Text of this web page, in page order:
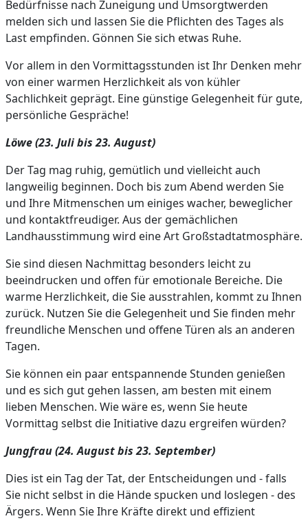
Bedürfnisse nach Zuneigung und Umsorgtwerden
melden sich und lassen Sie die Pflichten des Tages als
Last empfinden. Gönnen Sie sich etwas Ruhe.
Vor allem in den Vormittagsstunden ist Ihr Denken mehr
von einer warmen Herzlichkeit als von kühler
Sachlichkeit geprägt. Eine günstige Gelegenheit für gute,
persönliche Gespräche!
Löwe (23. Juli bis 23. August)
Der Tag mag ruhig, gemütlich und vielleicht auch
langweilig beginnen. Doch bis zum Abend werden Sie
und Ihre Mitmenschen um einiges wacher, beweglicher
und kontaktfreudiger. Aus der gemächlichen
Landhausstimmung wird eine Art Großstadtatmosphäre.
Sie sind diesen Nachmittag besonders leicht zu
beeindrucken und offen für emotionale Bereiche. Die
warme Herzlichkeit, die Sie ausstrahlen, kommt zu Ihnen
zurück. Nutzen Sie die Gelegenheit und Sie finden mehr
freundliche Menschen und offene Türen als an anderen
Tagen.
Sie können ein paar entspannende Stunden genießen
und es sich gut gehen lassen, am besten mit einem
lieben Menschen. Wie wäre es, wenn Sie heute
Vormittag selbst die Initiative dazu ergreifen würden?
Jungfrau (24. August bis 23. September)
Dies ist ein Tag der Tat, der Entscheidungen und - falls
Sie nicht selbst in die Hände spucken und loslegen - des
Ärgers. Wenn Sie Ihre Kräfte direkt und effizient